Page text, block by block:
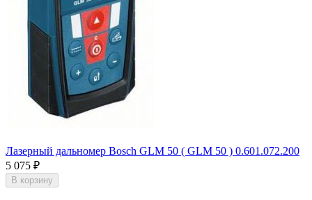
Лазерный дальномер Bosch GLM 50 ( GLM 50 ) 0.601.072.200
5 075 ₽
В корзину